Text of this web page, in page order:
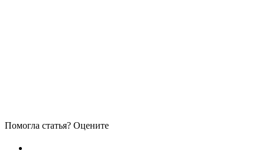
Помогла статья? Оцените